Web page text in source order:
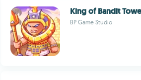
King of Bandit
BP Game Studio